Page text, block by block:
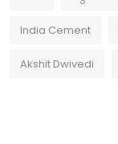
India Cement
Akshit Dwivedi